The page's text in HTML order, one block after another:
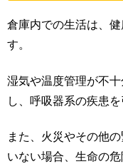
倉庫内での生活は、
す。
湿気や温度管理が不
し、呼吸器系の疾患
また、火災やその他
いない場合、生命の危